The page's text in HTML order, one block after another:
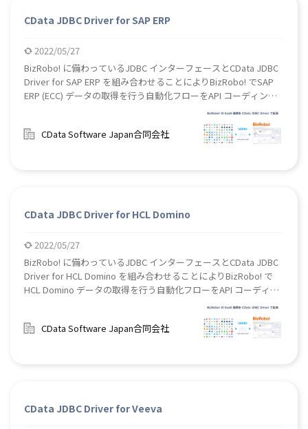
CData JDBC Driver for SAP ERP
2022/05/27
BizRobo! に備わっているJDBC インターフェースとCData JDBC
Driver for SAP ERP を組み合わせることによりBizRobo! でSAP
ERP (ECC) データの取得を行う自動化フローをAPI コーディング
CData Software Japan合同会社
CData JDBC Driver for HCL Domino
2022/05/27
BizRobo! に備わっているJDBC インターフェースとCData JDBC
Driver for HCL Domino を組み合わせることによりBizRobo! で
HCL Domino データの取得を行う自動化フローをAPI コーディン
CData Software Japan合同会社
CData JDBC Driver for Veeva